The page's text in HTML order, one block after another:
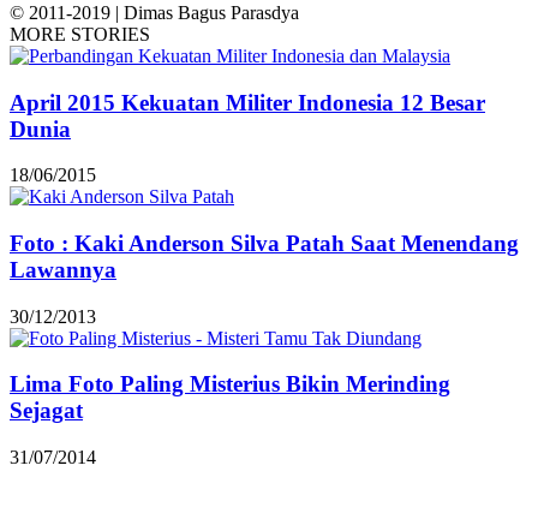
© 2011-2019 | Dimas Bagus Parasdya
MORE STORIES
April 2015 Kekuatan Militer Indonesia 12 Besar
Dunia
18/06/2015
Foto : Kaki Anderson Silva Patah Saat Menendang
Lawannya
30/12/2013
Lima Foto Paling Misterius Bikin Merinding
Sejagat
31/07/2014